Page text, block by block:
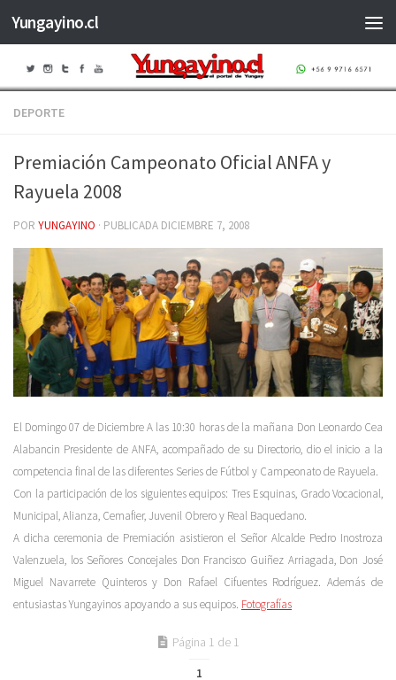
Saltar al contenido
Yungayino.cl
DEPORTE
Premiación Campeonato Oficial ANFA y
Rayuela 2008
POR YUNGAYINO · PUBLICADA DICIEMBRE 7, 2008
El Domingo 07 de Diciembre A las 10:30 horas de la mañana Don Leonardo Cea
Alabancin Presidente de ANFA, acompañado de su Directorio, dio el inicio a la
competencia final de las diferentes Series de Fútbol y Campeonato de Rayuela.
Con la participación de los siguientes equipos: Tres Esquinas, Grado Vocacional,
Municipal, Alianza, Cemafier, Juvenil Obrero y Real Baquedano.
A dicha ceremonia de Premiación asistieron el Señor Alcalde Pedro Inostroza
Valenzuela, los Señores Concejales Don Francisco Guiñez Arriagada, Don José
Miguel Navarrete Quinteros y Don Rafael Cifuentes Rodríguez. Además de
entusiastas Yungayinos apoyando a sus equipos. Fotografías
Página 1 de 1
1